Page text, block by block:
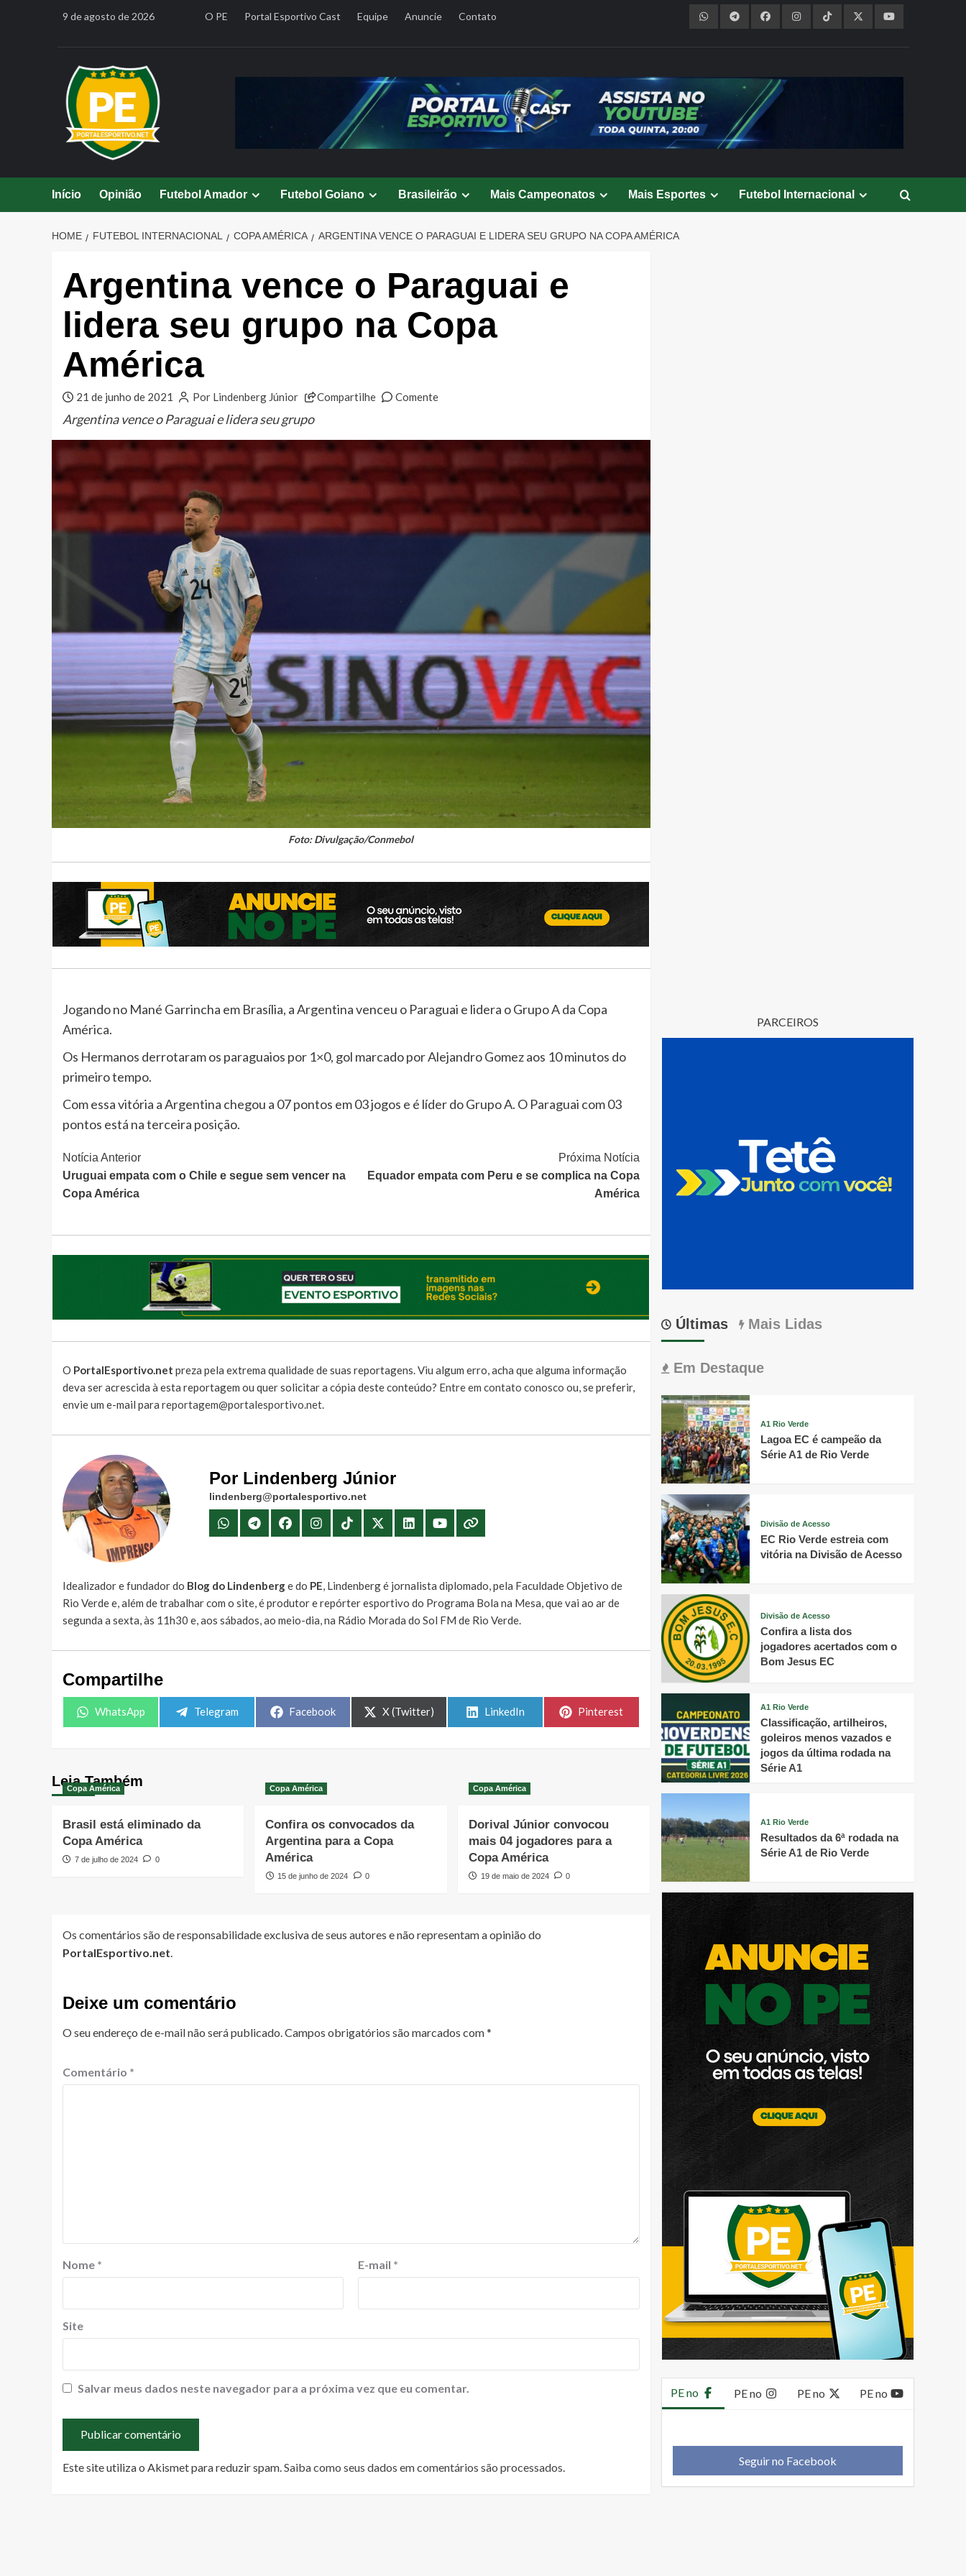
9 de agosto de 2026 O PE Portal Esportivo Cast Equipe Anuncie Contato
Início Opinião Futebol Amador Futebol Goiano Brasileirão Mais Campeonatos Mais Esportes Futebol Internacional
HOME FUTEBOL INTERNACIONAL COPA AMÉRICA ARGENTINA VENCE O PARAGUAI E LIDERA SEU GRUPO NA COPA AMÉRICA
Argentina vence o Paraguai e
lidera seu grupo na Copa
América
21 de junho de 2021 Por Lindenberg Júnior Compartilhe Comente
Argentina vence o Paraguai e lidera seu grupo
Foto: Divulgação/Conmebol
Jogando no Mané Garrincha em Brasília, a Argentina venceu o Paraguai e lidera o Grupo A da Copa
América.
Os Hermanos derrotaram os paraguaios por 1×0, gol marcado por Alejandro Gomez aos 10 minutos do
primeiro tempo.
Com essa vitória a Argentina chegou a 07 pontos em 03 jogos e é líder do Grupo A. O Paraguai com 03
pontos está na terceira posição.
Continue
Lendo
Notícia Anterior
Uruguai empata com o Chile e segue sem vencer na
Copa América
Próxima Notícia
Equador empata com Peru e se complica na Copa
América
O PortalEsportivo.net preza pela extrema qualidade de suas reportagens. Viu algum erro, acha que alguma informação
deva ser acrescida à esta reportagem ou quer solicitar a cópia deste conteúdo? Entre em contato conosco ou, se preferir,
envie um e-mail para reportagem@portalesportivo.net
Por Lindenberg Júnior
lindenberg@portalesportivo.net
Idealizador e fundador do Blog do Lindenberge do PE , Lindenberg é jornalista diplomado, pela Faculdade Objetivo de
Rio Verde e, além de trabalhar com o site, é produtor e repórter esportivo do Programa Bola na Mesa, que vai ao ar de
segunda a sexta, às 11h30 e, aos sábados, ao meio-dia, na Rádio Morada do Sol FM de Rio Verde.
Compartilhe
Share
WhatsApp
Share
Telegram
Share
Facebook
Share
on
X (Twitter)
Share
LinkedIn
Share
Pinterest
Leia Também
Copa América
Brasil está eliminado da
Copa América
7 de julho de 2024 0
Copa América
Confira os convocados da
Argentina para a Copa
América
15 de junho de 2024 0
Copa América
Dorival Júnior convocou
mais 04 jogadores para a
Copa América
19 de maio de 2024 0
Os comentários são de responsabilidade exclusiva de seus autores e não representam a opinião do
PortalEsportivo.net
Deixe um comentário
O seu endereço de e-mail não será publicado. Campos obrigatórios são marcados com*
Comentário *
Nome * E-mail *
Site
Salvar meus dados neste navegador para a próxima vez que eu comentar.
Este site utiliza o Akismet para reduzir spam.Saiba como seus dados em comentários são processados.
PARCEIROS
Últimas Mais Lidas
Em Destaque
A1 Rio Verde
Lagoa EC é campeão da
Série A1 de Rio Verde
Divisão de Acesso
EC Rio Verde estreia com
vitória na Divisão de Acesso
Divisão de Acesso
Confira a lista dos
jogadores acertados com o
Bom Jesus EC
A1 Rio Verde
Classificação, artilheiros,
goleiros menos vazados e
jogos da última rodada na
Série A1
A1 Rio Verde
Resultados da 6ª rodada na
Série A1 de Rio Verde
PE no PE no PE no PE no
Seguir no Facebook